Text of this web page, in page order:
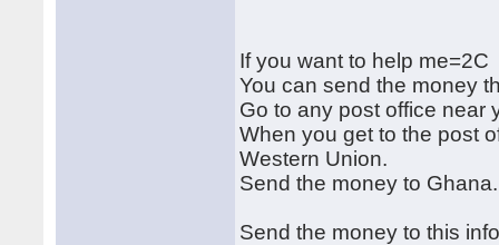
If you want to help me=2C
You can send the money
Go to any post office near
When you get to the post
Western Union.
Send the money to Ghana.
Send the money to this